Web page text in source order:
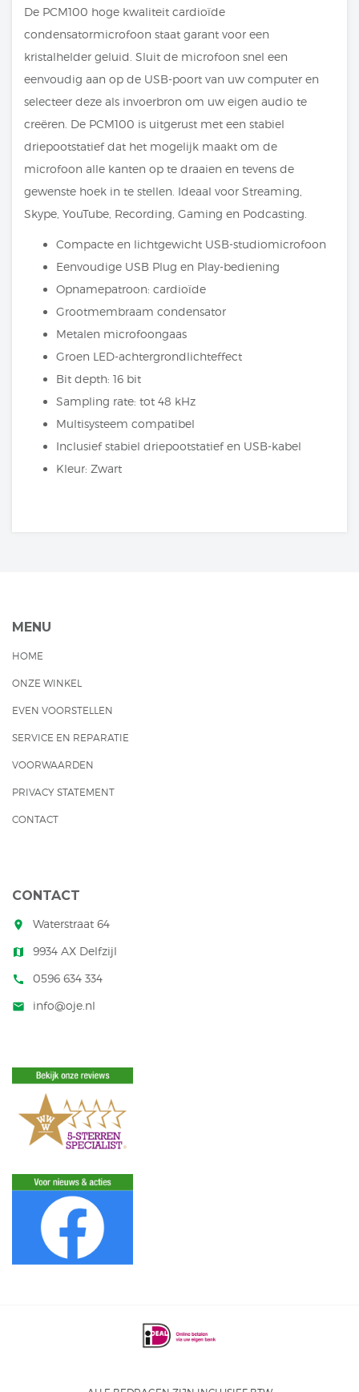
De PCM100 hoge kwaliteit cardioïde
condensatormicrofoon staat garant voor een
kristalhelder geluid. Sluit de microfoon snel een
eenvoudig aan op de USB-poort van uw computer en
selecteer deze als invoerbron om uw eigen audio te
creëren. De PCM100 is uitgerust met een stabiel
driepootstatief dat het mogelijk maakt om de
microfoon alle kanten op te draaien en tevens de
gewenste hoek in te stellen. Ideaal voor Streaming,
Skype, YouTube, Recording, Gaming en Podcasting.
Compacte en lichtgewicht USB-studiomicrofoon
Eenvoudige USB Plug en Play-bediening
Opnamepatroon: cardioïde
Grootmembraam condensator
Metalen microfoongaas
Groen LED-achtergrondlichteffect
Bit depth: 16 bit
Sampling rate: tot 48 kHz
Multisysteem compatibel
Inclusief stabiel driepootstatief en USB-kabel
Kleur: Zwart
MENU
HOME
ONZE WINKEL
EVEN VOORSTELLEN
SERVICE EN REPARATIE
VOORWAARDEN
PRIVACY STATEMENT
CONTACT
CONTACT
room Waterstraat 64
map 9934 AX Delfzijl
call 0596 634 334
mail info@oje.nl